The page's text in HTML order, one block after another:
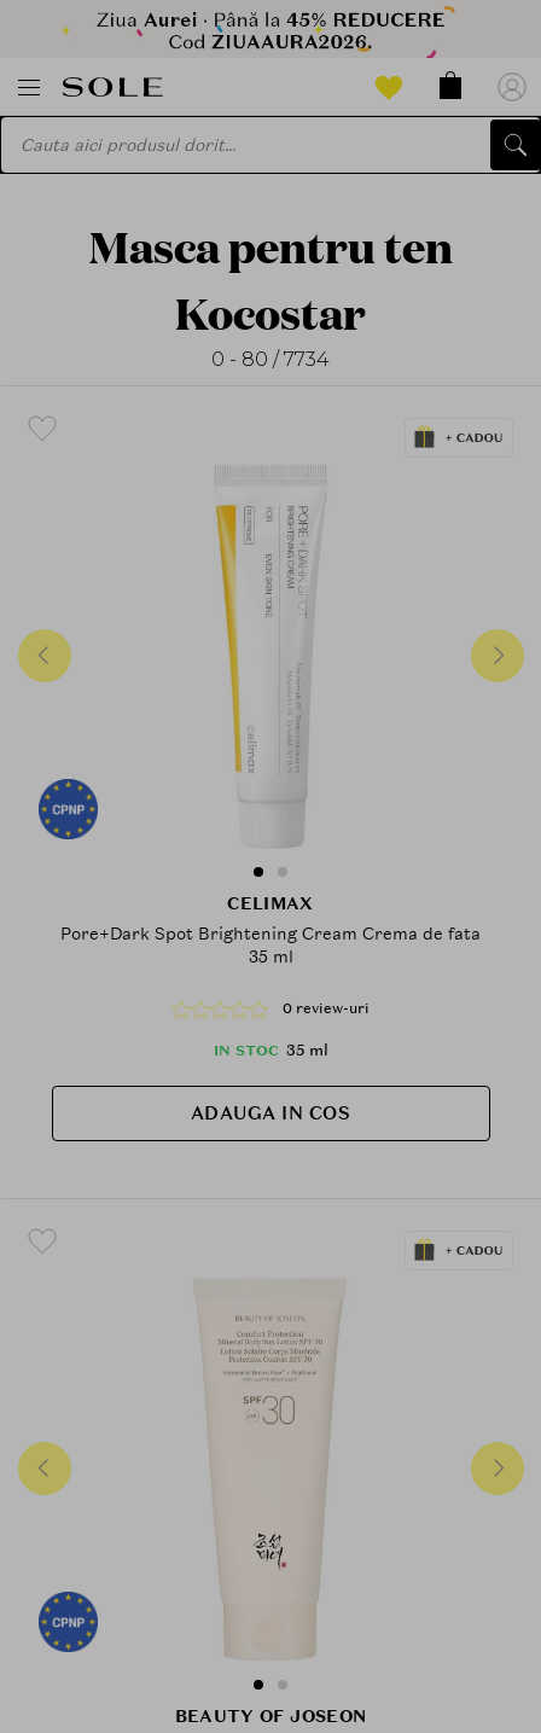
Masca pentru ten
Kocostar
0 - 80 / 7734
CELIMAX
Pore+Dark Spot Brightening Cream Crema de fata
35 ml
0 review-uri
IN STOC 35 ml
ADAUGA IN COS
BEAUTY OF JOSEON